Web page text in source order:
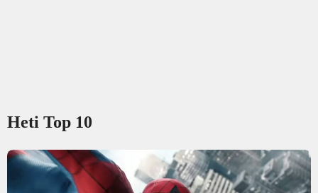
Heti Top 10